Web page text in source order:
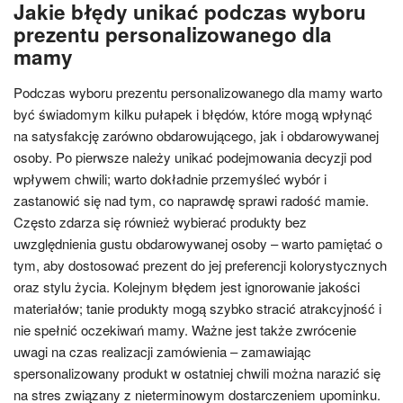
Jakie błędy unikać podczas wyboru
prezentu personalizowanego dla
mamy
Podczas wyboru prezentu personalizowanego dla mamy warto
być świadomym kilku pułapek i błędów, które mogą wpłynąć
na satysfakcję zarówno obdarowującego, jak i obdarowywanej
osoby. Po pierwsze należy unikać podejmowania decyzji pod
wpływem chwili; warto dokładnie przemyśleć wybór i
zastanowić się nad tym, co naprawdę sprawi radość mamie.
Często zdarza się również wybierać produkty bez
uwzględnienia gustu obdarowywanej osoby – warto pamiętać o
tym, aby dostosować prezent do jej preferencji kolorystycznych
oraz stylu życia. Kolejnym błędem jest ignorowanie jakości
materiałów; tanie produkty mogą szybko stracić atrakcyjność i
nie spełnić oczekiwań mamy. Ważne jest także zwrócenie
uwagi na czas realizacji zamówienia – zamawiając
spersonalizowany produkt w ostatniej chwili można narazić się
na stres związany z nieterminowym dostarczeniem upominku.